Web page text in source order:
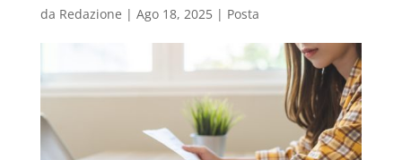
da Redazione | Ago 18, 2025| Posta